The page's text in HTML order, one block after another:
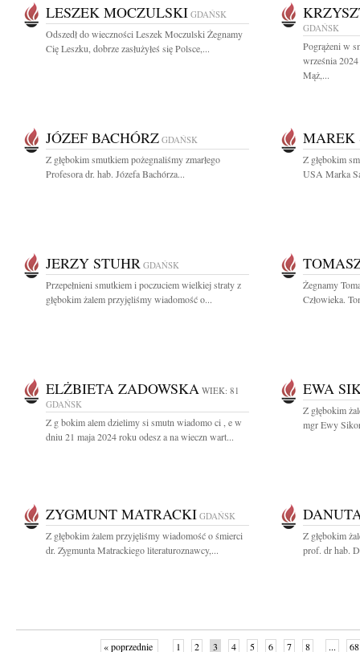
LESZEK MOCZULSKI GDAŃSK
Odszedł do wieczności Leszek Moczulski Żegnamy
Cię Leszku, dobrze zasłużyłeś się Polsce,...
GDAŃSK
Pogrążeni w
września
Mąż,...
JÓZEF BACHÓRZ GDAŃSK
Z głębokim smutkiem pożegnaliśmy zmarłego
Profesora dr. hab. Józefa Bachórza...
MAREK
Z głębokim
USA Marka
JERZY STUHR GDAŃSK
Przepełnieni smutkiem i poczuciem wielkiej straty z
głębokim żalem przyjęliśmy wiadomość o...
Żegnamy
Człowieka.
ELŻBIETA ZADOWSKA WIEK: 81
GDAŃSK
Z g bokim alem dzielimy si smutn wiadomo ci , e w
dniu 21 maja 2024 roku odesz a na wieczn wart...
EWA
Z głębokim
mgr Ewy
ZYGMUNT MATRACKI GDAŃSK
Z głębokim żalem przyjęliśmy wiadomość o śmierci
dr. Zygmunta Matrackiego literaturoznawcy,...
Z głębokim
prof. dr hab.
« poprzednie 1 2 3 4 5 6 7 8 ... 68